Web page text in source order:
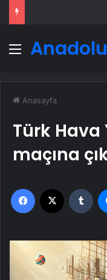
Menü
Anasayfa
Türk Hava
maçına
Facebook